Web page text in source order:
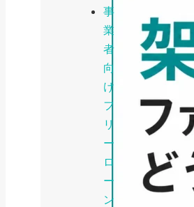
事
業
者
向
け
フ
リ
ー
ロ
ー
ン